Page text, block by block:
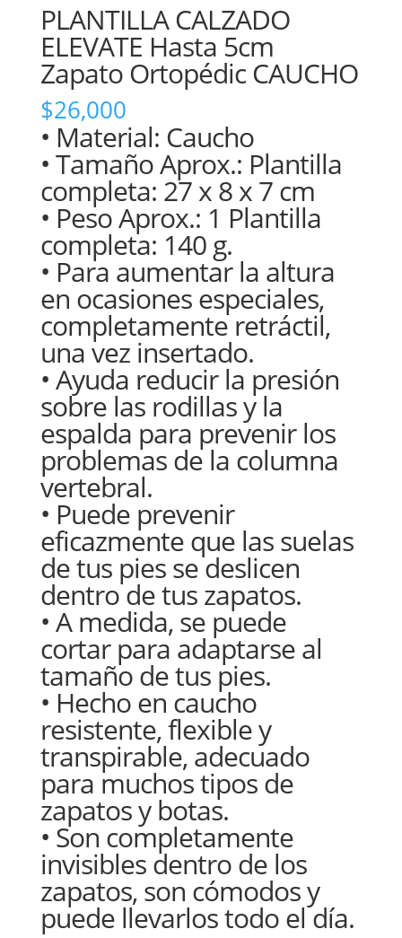
PLANTILLA CALZADO
ELEVATE Hasta 5cm
Zapato Ortopédic CAUCHO
$26,000
• Material: Caucho
• Tamaño Aprox.: Plantilla
completa: 27 x 8 x 7 cm
• Peso Aprox.: 1 Plantilla
completa: 140 g.
• Para aumentar la altura
en ocasiones especiales,
completamente retráctil,
una vez insertado.
• Ayuda reducir la presión
sobre las rodillas y la
espalda para prevenir los
problemas de la columna
vertebral.
• Puede prevenir
eficazmente que las suelas
de tus pies se deslicen
dentro de tus zapatos.
• A medida, se puede
cortar para adaptarse al
tamaño de tus pies.
• Hecho en caucho
resistente, flexible y
transpirable, adecuado
para muchos tipos de
zapatos y botas.
• Son completamente
invisibles dentro de los
zapatos, son cómodos y
puede llevarlos todo el día.